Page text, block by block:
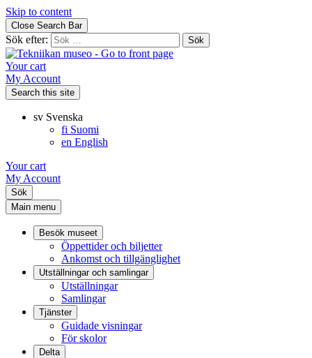
Skip to content
Close Search Bar
Sök efter:
Your cart
My Account
Search this site
sv Svenska
fi Suomi
en English
Your cart
My Account
Sök
Main menu
Besök museet
Öppettider och biljetter
Ankomst och tillgänglighet
Utställningar och samlingar
Utställningar
Samlingar
Tjänster
Guidade visningar
För skolor
Delta